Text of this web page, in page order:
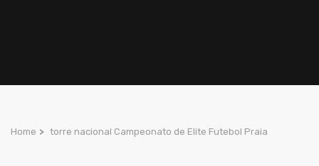
Home > torre nacional Campeonato de Elite Futebol Praia